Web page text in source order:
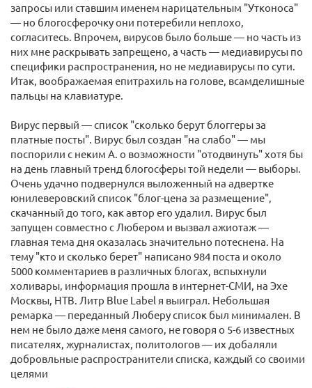
запросы или ставшим именем нарицательным "Утконоса"
— но блогосферочку они потеребили неплохо,
согласитесь. Впрочем, вирусов было больше — но часть из
них мне раскрывать запрещено, а часть — медиавирусы по
специфики распространения, но не медиавирусы по сути.
Итак, воображаемая епитрахиль на голове, всамделишные
пальцы на клавиатуре.
Вирус первый — список "сколько берут блоггеры за
платные посты". Вирус был создан "на слабо" — мы
поспорили с неким А. о возможности "отодвинуть" хотя бы
на день главный тренд блогосферы той недели — выборы.
Очень удачно подвернулся выложенный на адвертке
юнилеверовский список "блог-цена за размещение",
скачанный до того, как автор его удалил. Вирус был
запущен совместно с Любером и вызвал ажиотаж —
главная тема дня оказалась значительно потеснена. На
тему "кто и сколько берет" написано 984 поста и около
5000 комментариев в различных блогах, вспыхнули
холивары, информация прошла в интернет-СМИ, на Эхе
Москвы, НТВ. Литр Blue Label я выиграл. Небольшая
ремарка — переданный Люберу список был минимален. В
нем не было даже меня самого, не говоря о 5-6 известных
писателях, журналистах, политологов — их добаляли
добровльные распространители списка, каждый со своими
целями